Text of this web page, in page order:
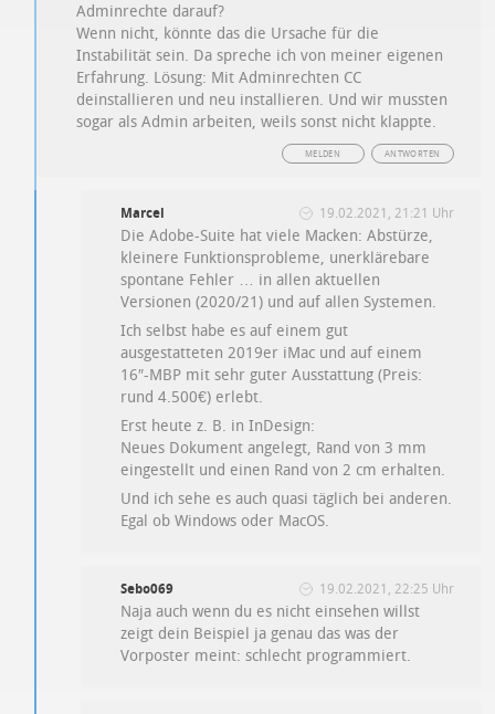
Adminrechte darauf?
Wenn nicht, könnte das die Ursache für die
Instabilität sein. Da spreche ich von meiner eigenen
Erfahrung. Lösung: Mit Adminrechten CC
deinstallieren und neu installieren. Und wir mussten
sogar als Admin arbeiten, weils sonst nicht klappte.
ANTWORTEN
MELDEN
Marcel 19.02.2021, 21:21 Uhr
Die Adobe-Suite hat viele Macken: Abstürze,
kleinere Funktionsprobleme, unerklärebare
spontane Fehler … in allen aktuellen
Versionen (2020/21) und auf allen Systemen.
Ich selbst habe es auf einem gut
ausgestatteten 2019er iMac und auf einem
16″-MBP mit sehr guter Ausstattung (Preis:
rund 4.500€) erlebt.
Erst heute z. B. in InDesign:
Neues Dokument angelegt, Rand von 3 mm
eingestellt und einen Rand von 2 cm erhalten.
Und ich sehe es auch quasi täglich bei anderen.
Egal ob Windows oder MacOS.
Sebo069 19.02.2021, 22:25 Uhr
Naja auch wenn du es nicht einsehen willst
zeigt dein Beispiel ja genau das was der
Vorposter meint: schlecht programmiert.